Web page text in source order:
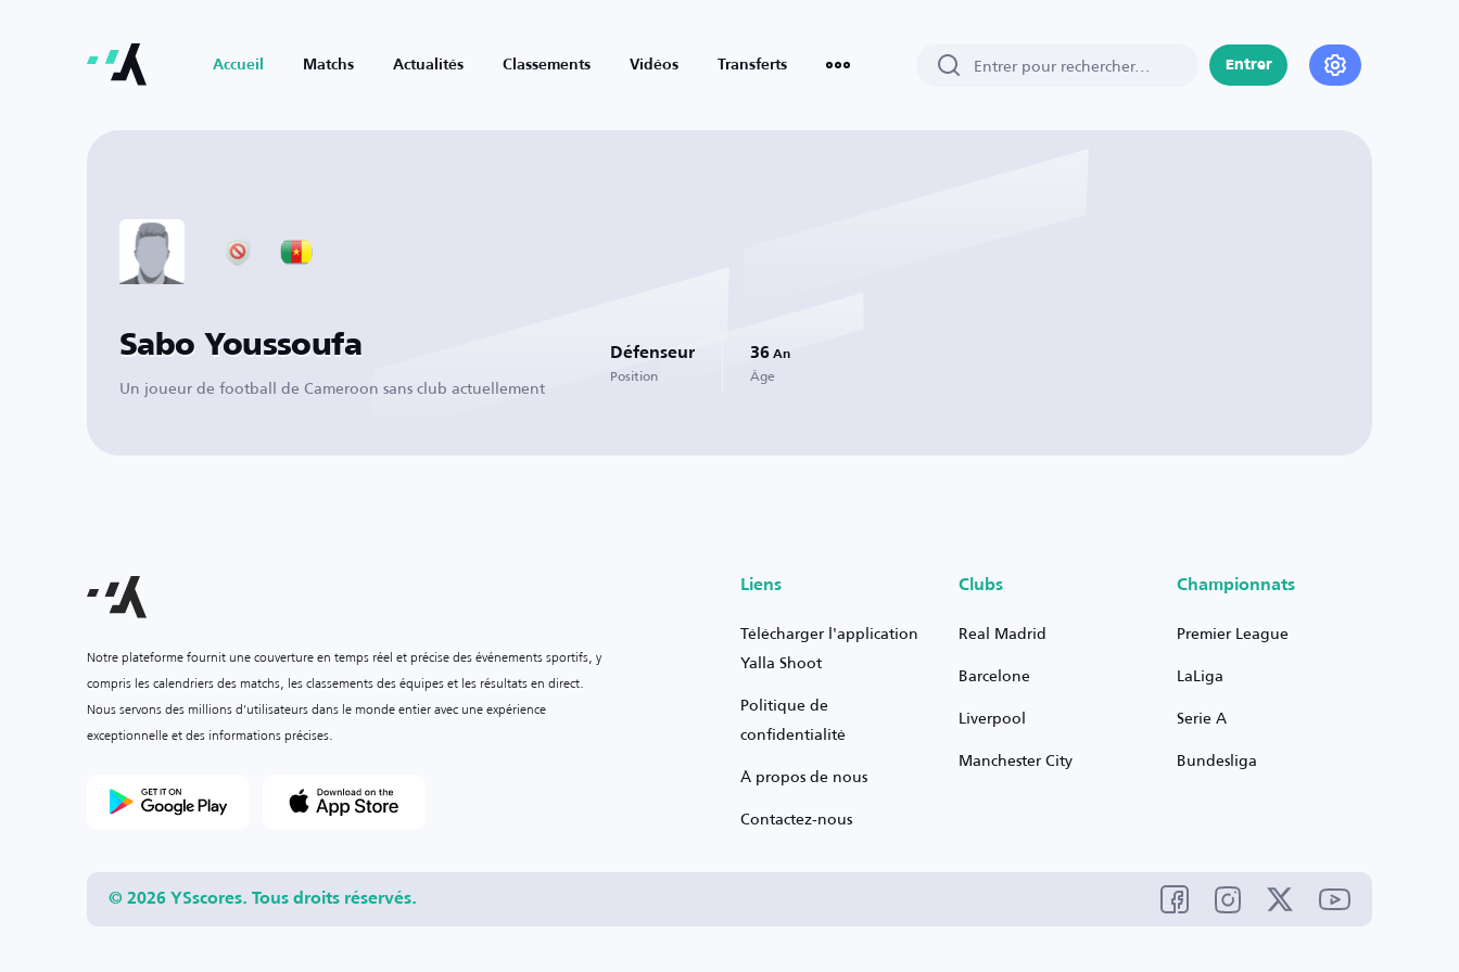
Accueil Matchs Actualités Classements Vidéos Transferts Entrer
Sabo Youssoufa
Un joueur de football de Cameroon sans club actuellement
Défenseur
Position
36 An
Âge
Notre plateforme fournit une couverture en temps réel et précise des événements sportifs, y
compris les calendriers des matchs, les classements des équipes et les résultats en direct.
Nous servons des millions d'utilisateurs dans le monde entier avec une expérience
exceptionnelle et des informations précises.
Liens
Télécharger l'application
Yalla Shoot
Politique de
confidentialité
À propos de nous
Contactez-nous
Clubs
Real Madrid
Barcelone
Liverpool
Manchester City
Championnats
Premier League
LaLiga
Serie A
Bundesliga
© 2026 YSscores. Tous droits réservés.